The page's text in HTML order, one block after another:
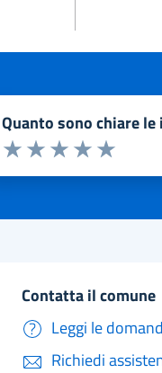
quanto sono chiare
Valuta da 1 a 5 stelle la pagina
Valuta 5
Valuta 4
Valuta 3 stelle
Valuta 2 stelle su 5
Valuta 1 stelle su 5
contatta il comune
Leggi le
Richiedi